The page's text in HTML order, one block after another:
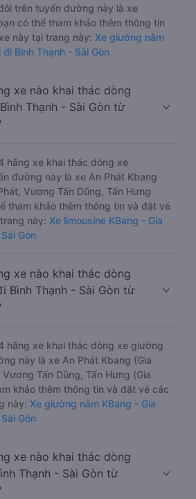
trên tuyến đường này là xe
có thể tham khảo thêm thông tin
này tại trang này: Xe giường nằm
Bình Thạnh - Sài Gòn
xe nào khai thác dòng
Thạnh - Sài Gòn từ
hãng xe khai thác dòng xe
đường này là xe An Phát Kbang
Vương Tấn Dũng, Tấn Hưng
tham khảo thêm thông tin và đặt vé
này: Xe limousine KBang - Gia
Gòn
xe nào khai thác dòng
Bình Thạnh - Sài Gòn từ
hãng xe khai thác dòng xe giường
này là xe An Phát Kbang (Gia
Tấn Dũng, Tấn Hưng (Gia
khảo thêm thông tin và đặt vé các
này: Xe giường nằm KBang - Gia
Gòn
xe nào khai thác dòng
Thạnh - Sài Gòn từ